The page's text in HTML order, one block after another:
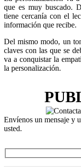
que es muy buscado.
tiene cercanía con el
información que recibe.
Del mismo modo, un
claves con las que se
va a conquistar la
la personalización.
Envíenos un mensaje y
usted.